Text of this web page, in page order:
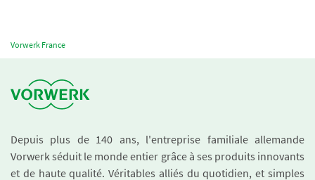
Vorwerk France
Depuis plus de 140 ans, l'entreprise familiale allemande
Vorwerk séduit le monde entier grâce à ses produits innovants
et de haute qualité. Véritables alliés du quotidien, et simples